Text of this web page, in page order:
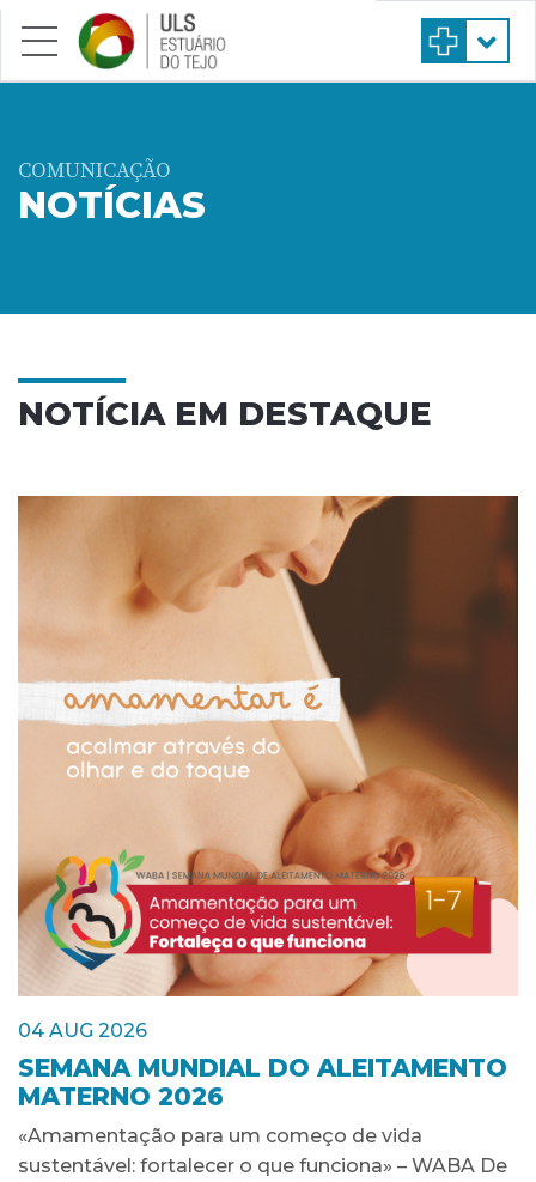
Saltar para conteúdo principal
COMUNICAÇÃO
NOTÍCIAS
NOTÍCIA EM DESTAQUE
04 AUG 2026
SEMANA MUNDIAL DO ALEITAMENTO
MATERNO 2026
«Amamentação para um começo de vida
sustentável: fortalecer o que funciona» – WABA De